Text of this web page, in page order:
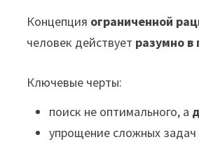
Концепция ограниченной
человек действует разумно
Ключевые черты:
поиск не оптимального, а
упрощение сложных